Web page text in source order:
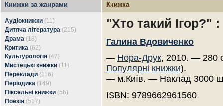
Книжки за жанрами
Аудіокнижки (11)
Дитяча література (215)
Драма (18)
Критика (62)
Культурологія (47)
Мистецькі книжки (11)
Переклади (116)
Періодика (149)
Піксельні книжки (56)
Поезія (517)
Книжка
"Хто такий Ігор?"
Галина Вдовиченко
— Нора-Друк, 2010. — 280
Популярні книжки).
— м.Київ. — Наклад 3000
ISBN: 9789662961560